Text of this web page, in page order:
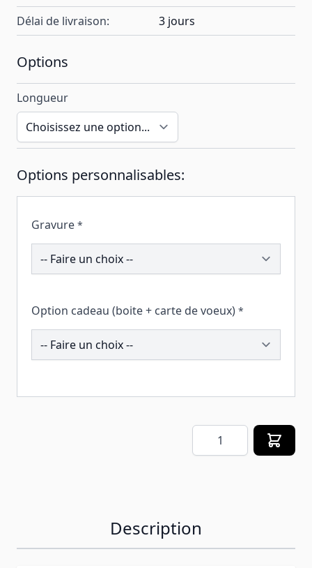
Délai de livraison:
3 jours
Options
Longueur
Options personnalisables:
Gravure *
206849
Option cadeau (boite + carte de voeux) *
259408
Quantité
Description